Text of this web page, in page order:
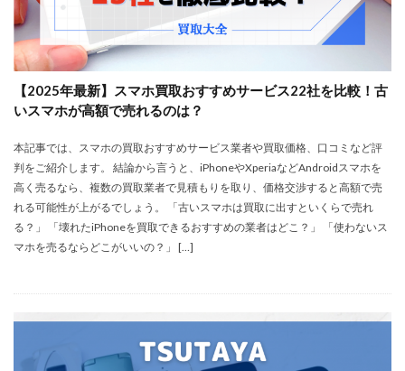
【2025年最新】スマホ買取おすすめサービス22社を比較！古
いスマホが高額で売れるのは？
本記事では、スマホの買取おすすめサービス業者や買取価格、口コミなど評
判をご紹介します。 結論から言うと、iPhoneやXperiaなどAndroidスマホを
高く売るなら、複数の買取業者で見積もりを取り、価格交渉すると高額で売
れる可能性が上がるでしょう。 「古いスマホは買取に出すといくらで売れ
る？」 「壊れたiPhoneを買取できるおすすめの業者はどこ？」 「使わないス
マホを売るならどこがいいの？」 […]